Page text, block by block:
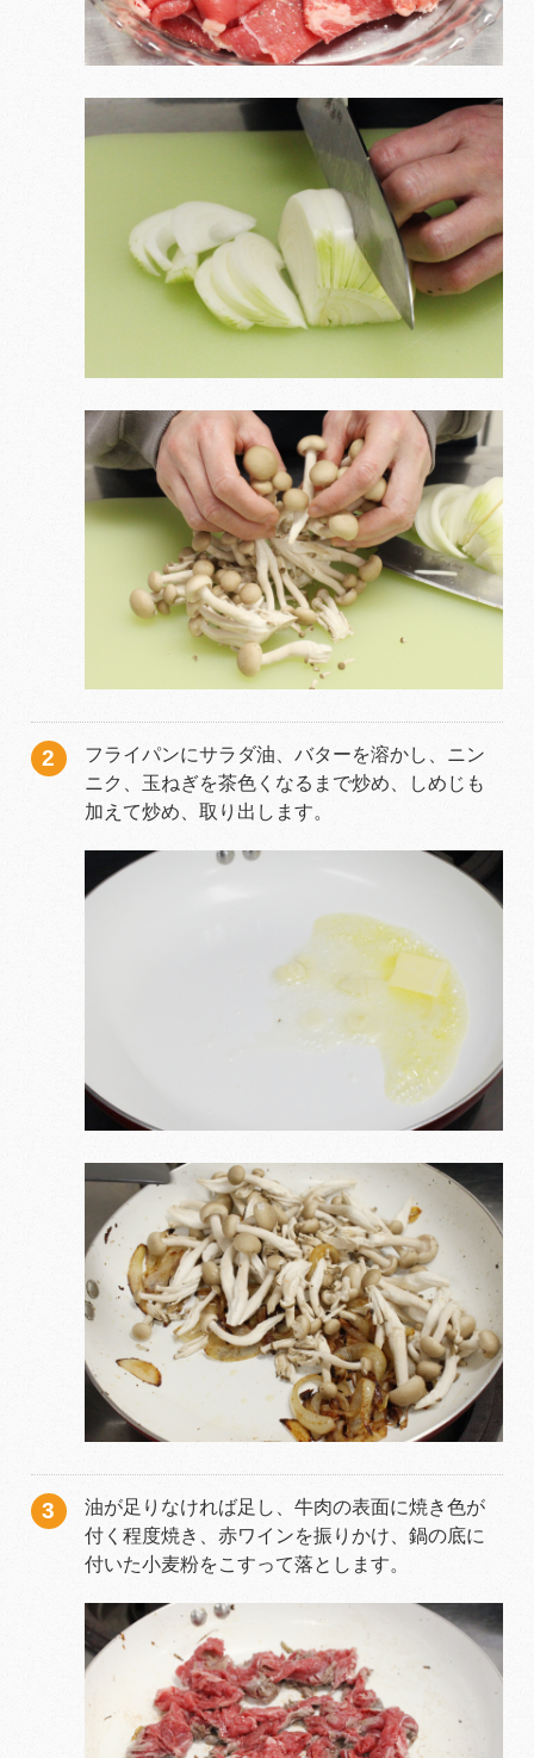
フライパンにサラダ油、バターを溶かし、ニン
ニク、玉ねぎを茶色くなるまで炒め、しめじも
加えて炒め、取り出します。
油が足りなければ足し、牛肉の表面に焼き色が
付く程度焼き、赤ワインを振りかけ、鍋の底に
付いた小麦粉をこすって落とします。